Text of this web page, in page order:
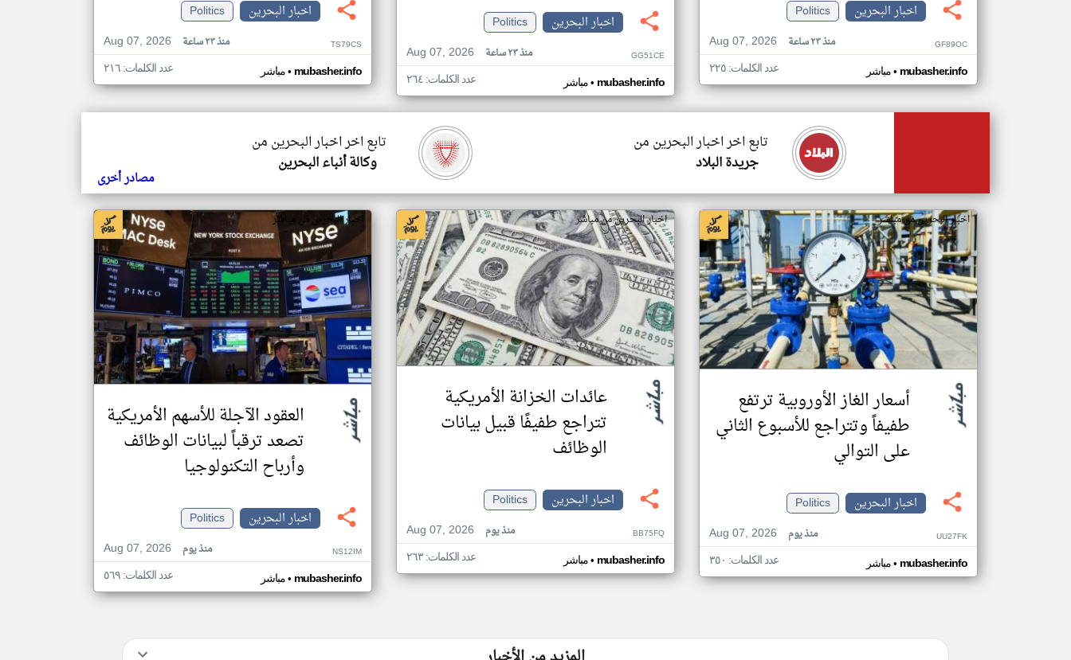
اخبار البحرين
Politics
Aug 07, 2026
منذ ٢٣ ساعة GF89OC
مباشر• mubasher.info عدد الكلمات: ٢٢٥
اخبار البحرين
Politics
Aug 07, 2026
منذ ٢٣ ساعة GG51CE
مباشر• mubasher.info عدد الكلمات: ٢٦٤
اخبار البحرين
Politics
Aug 07, 2026
منذ ٢٣ ساعة TS79CS
مباشر• mubasher.info عدد الكلمات: ٢١٦
تابع اخر اخبار البحرين من
وكالة أنباء البحرين
تابع اخر اخبار البحرين من
جريدة البلاد
مصادر أخرى
اخبار البحرين من مباشر
أسعار الغاز الأوروبية ترتفع
طفيفاً وتتراجع للأسبوع الثاني
على التوالي
اخبار البحرين
Politics
Aug 07, 2026
منذ يوم UU27FK
مباشر• mubasher.info عدد الكلمات: ٣٥٠
اخبار البحرين من مباشر
عائدات الخزانة الأمريكية
تتراجع طفيفًا قبيل بيانات
الوظائف
اخبار البحرين
Politics
Aug 07, 2026
منذ يوم BB75FQ
مباشر• mubasher.info عدد الكلمات: ٢٦٣
اخبار البحرين من مباشر
العقود الآجلة للأسهم الأمريكية
تصعد ترقباً لبيانات الوظائف
وأرباح التكنولوجيا
اخبار البحرين
Politics
Aug 07, 2026
منذ يوم NS12IM
مباشر• mubasher.info عدد الكلمات: ٥٦٩